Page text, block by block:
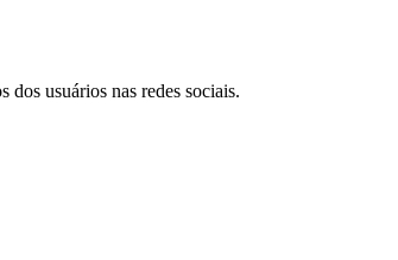
dos usuários nas redes sociais.